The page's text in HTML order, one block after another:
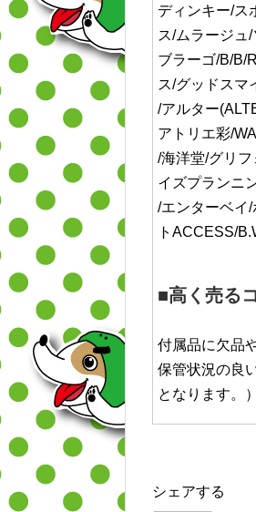
ディンキー/ス
ス/ムラージュ
ブラーゴ/B/B/
ス/グッドスマ
/アルター
アトリエ彩/
/海洋堂/グリ
イズプランニ
/エンターベイ
トACCESS/
■高く売る
付属品に欠品
保管状況の良
となります。）
シェアする